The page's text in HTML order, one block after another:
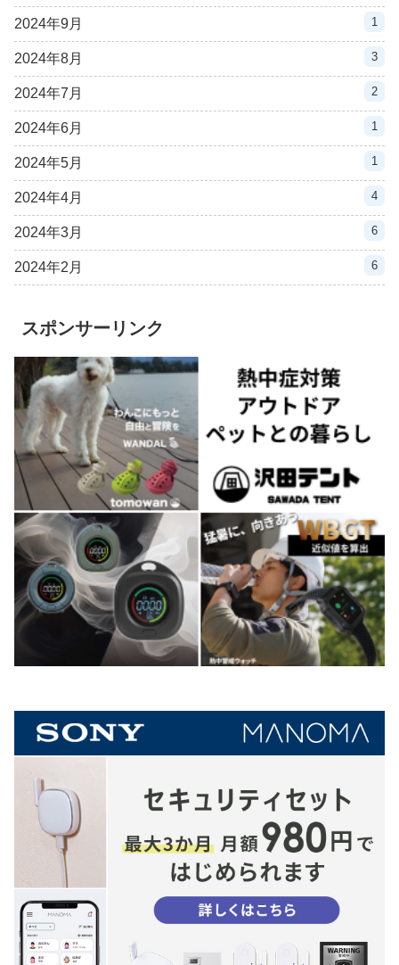
2024年9月 1
2024年8月 3
2024年7月 2
2024年6月 1
2024年5月 1
2024年4月 4
2024年3月 6
2024年2月 6
スポンサーリンク